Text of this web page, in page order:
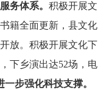
务体系。积极开展文
籍全面更新，县文化
放。积极开展文化下
下乡演出达52场，电
一步强化科技支撑。